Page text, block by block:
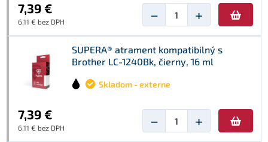
7,39 €
6,11 € bez DPH − +
SUPERA® atrament kompatibilný s
Brother LC-1240Bk, čierny, 16 ml
Skladom - externe
7,39 €
6,11 € bez DPH − +